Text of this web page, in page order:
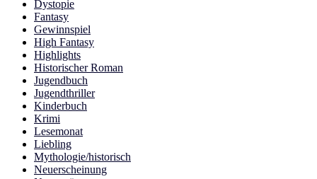
Dystopie
Fantasy
Gewinnspiel
High Fantasy
Highlights
Historischer Roman
Jugendbuch
Jugendthriller
Kinderbuch
Krimi
Lesemonat
Liebling
Mythologie/historisch
Neuerscheinung